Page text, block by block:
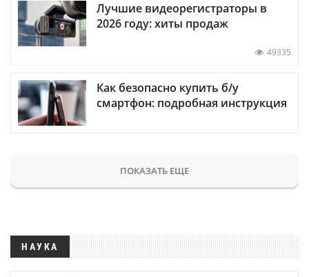
Лучшие видеорегистраторы в
2026 году: хиты продаж
49335
Как безопасно купить б/у
смартфон: подробная инструкция
ПОКАЗАТЬ ЕЩЕ
НАУКА